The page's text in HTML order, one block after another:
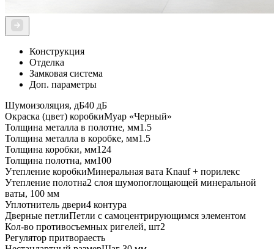
Конструкция
Отделка
Замковая система
Доп. параметры
Шумоизоляция, дБ40 дБ
Окраска (цвет) коробкиМуар «Черный»
Толщина металла в полотне, мм1.5
Толщина металла в коробке, мм1.5
Толщина коробки, мм124
Толщина полотна, мм100
Утепление коробкиМинеральная вата Knauf + порилекс
Утепление полотна2 слоя шумопоглощающей минеральной
ваты, 100 мм
Уплотнитель двери4 контура
Дверные петлиПетли с самоцентрирующимся элементом
Кол-во противосъемных ригелей, шт2
Регулятор притвораесть